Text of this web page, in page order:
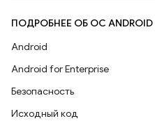
ПОДРОБНЕЕ ОБ ОС ANDROID
Android
Android for Enterprise
Безопасность
Исходный код